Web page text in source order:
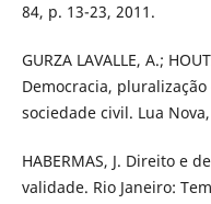
84, p. 13-23, 2011.
GURZA LAVALLE, A.;
Democracia,
sociedade civil. Lua
HABERMAS, J. Direito e
validade. Rio Janeiro: